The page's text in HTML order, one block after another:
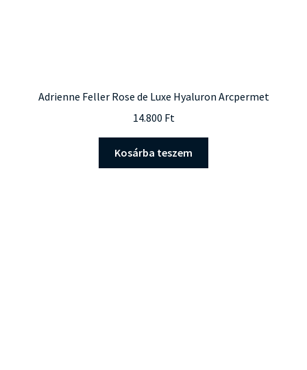
Adrienne Feller Rose de Luxe Hyaluron Arcpermet
14.800 Ft
Kosárba teszem